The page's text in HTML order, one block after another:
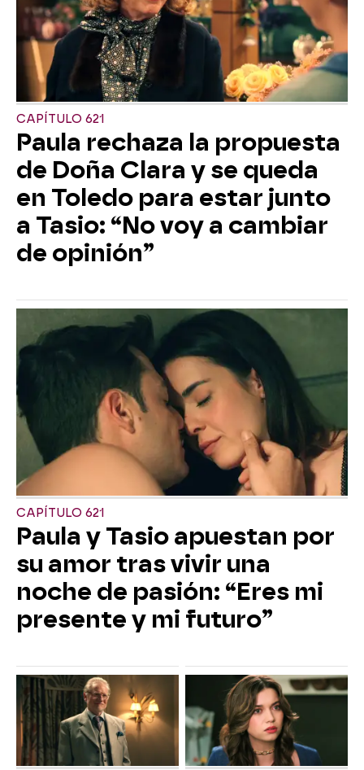
CAPÍTULO 621
Paula rechaza la propuesta
de Doña Clara y se queda
en Toledo para estar junto
a Tasio: “No voy a cambiar
de opinión”
CAPÍTULO 621
Paula y Tasio apuestan por
su amor tras vivir una
noche de pasión: “Eres mi
presente y mi futuro”